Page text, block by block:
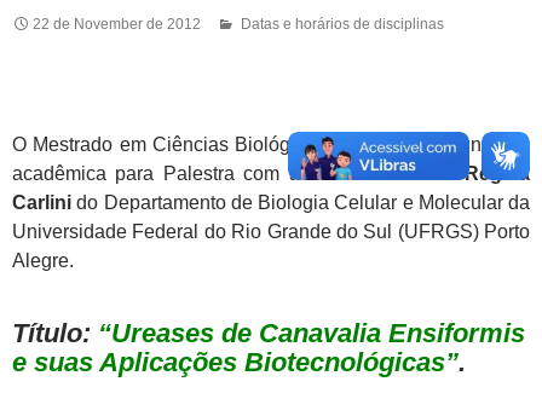
22 de November de 2012 Datas e horários de disciplinas
O Mestrado em Ciências Biológicas convida a comunidade
acadêmica para Palestra com aProf.ª Dr.ª Célia Regina
Carlini do Departamento de Biologia Celular e Molecular da
Universidade Federal do Rio Grande do Sul (UFRGS) Porto
Alegre.
Título: “Ureases de Canavalia Ensiformis
e suas Aplicações Biotecnológicas”.